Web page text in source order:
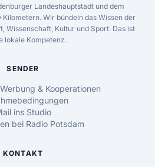
Landeshauptstadt und dem
Wir bündeln das Wissen der
Wissenschaft, Kultur und Sport. Das ist
lokale Kompetenz.
SENDER
& Kooperationen
ins Studio
bei Radio Potsdam
KONTAKT